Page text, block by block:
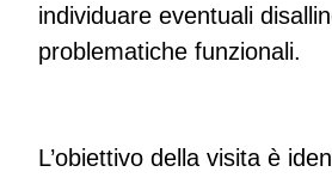
individuare eventuali
problematiche funzionali.
L’obiettivo della visita è